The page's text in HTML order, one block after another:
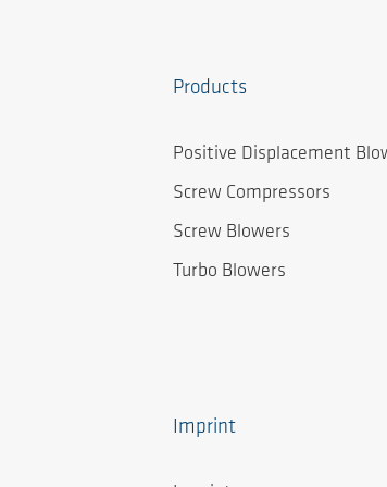
Products
Positive Displacement
Screw Compressors
Screw Blowers
Turbo Blowers
Imprint